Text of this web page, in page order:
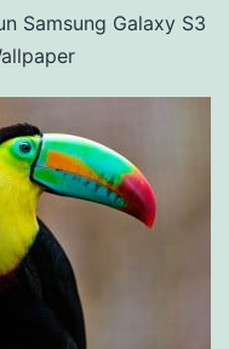
Samsung Galaxy S3